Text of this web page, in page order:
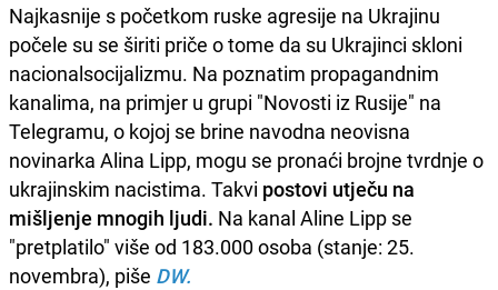
Najkasnije s početkom ruske agresije na Ukrajinu
počele su se širiti priče o tome da su Ukrajinci skloni
nacionalsocijalizmu. Na poznatim propagandnim
kanalima, na primjer u grupi "Novosti iz Rusije" na
Telegramu, o kojoj se brine navodna neovisna
novinarka Alina Lipp, mogu se pronaći brojne tvrdnje o
ukrajinskim nacistima. Takvi postovi utječu na
mišljenje mnogih ljudi. Na kanal Aline Lipp se
"pretplatilo" više od 183.000 osoba (stanje: 25.
novembra), piše DW.